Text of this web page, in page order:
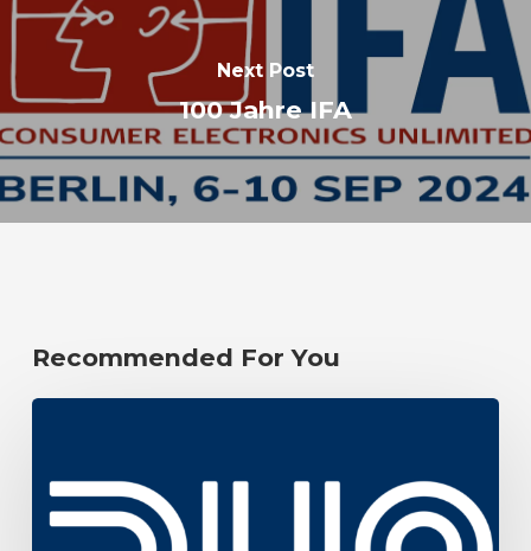
Next Post
100 Jahre IFA
Recommended For You